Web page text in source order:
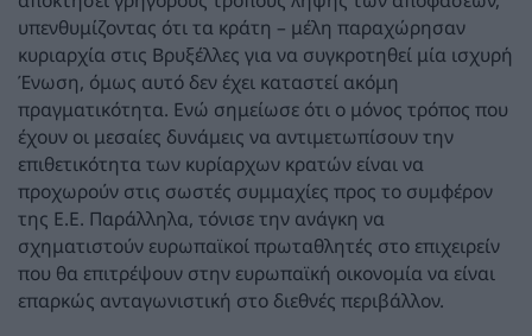
υπενθυμίζοντας ότι τα κράτη – μέλη παραχώρησαν
κυριαρχία στις Βρυξέλλες για να συγκροτηθεί μία ισχυρή
Ένωση, όμως αυτό δεν έχει καταστεί ακόμη
πραγματικότητα. Ενώ σημείωσε ότι ο μόνος τρόπος που
έχουν οι μεσαίες δυνάμεις να αντιμετωπίσουν την
επιθετικότητα των κυρίαρχων κρατών είναι να
προχωρούν στις σωστές συμμαχίες προς το συμφέρον
της Ε.Ε. Παράλληλα, τόνισε την ανάγκη να
σχηματιστούν ευρωπαϊκοί πρωταθλητές στο επιχειρείν
που θα επιτρέψουν στην ευρωπαϊκή οικονομία να είναι
επαρκώς ανταγωνιστική στο διεθνές περιβάλλον.